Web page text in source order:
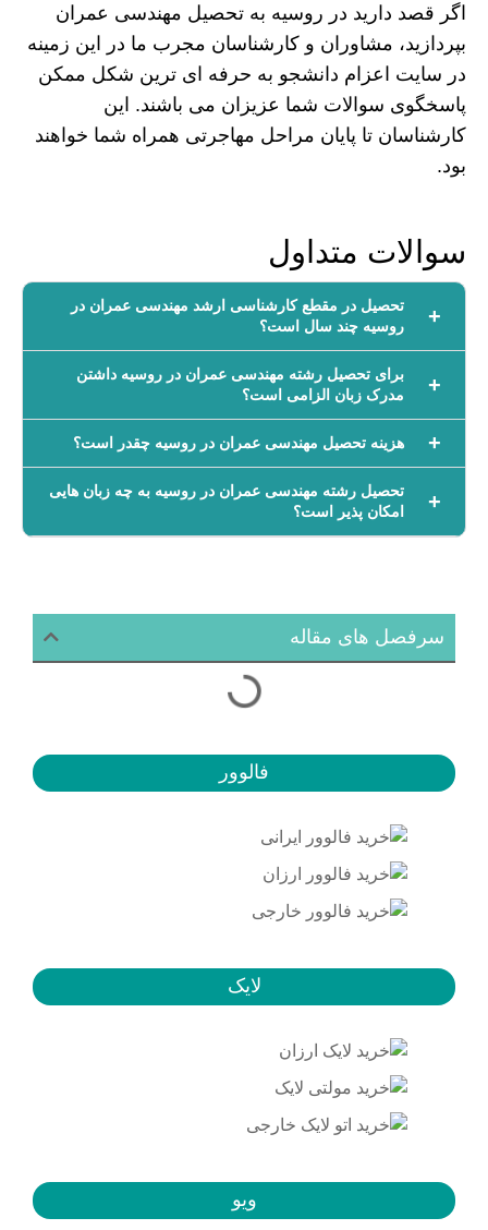
اگر قصد دارید در روسیه به تحصیل مهندسی عمران
بپردازید، مشاوران و کارشناسان مجرب ما در این زمینه
در سایت اعزام دانشجو به حرفه ای ترین شکل ممکن
پاسخگوی سوالات شما عزیزان می باشند. این
کارشناسان تا پایان مراحل مهاجرتی همراه شما خواهند
بود.
سوالات متداول
تحصیل در مقطع کارشناسی ارشد مهندسی عمران در
روسیه چند سال است؟
برای تحصیل رشته مهندسی عمران در روسیه داشتن
مدرک زبان الزامی است؟
هزینه تحصیل مهندسی عمران در روسیه چقدر است؟
تحصیل رشته مهندسی عمران در روسیه به چه زبان هایی
امکان پذیر است؟
سرفصل های مقاله
فالوور
لایک
ویو